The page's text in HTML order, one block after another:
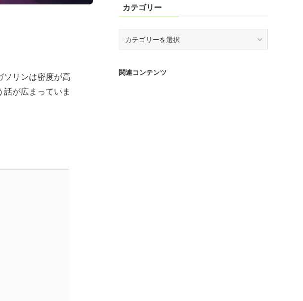
ソリンは密度が高
が広まっていま
カテゴリー
ー
関連コンテンツ